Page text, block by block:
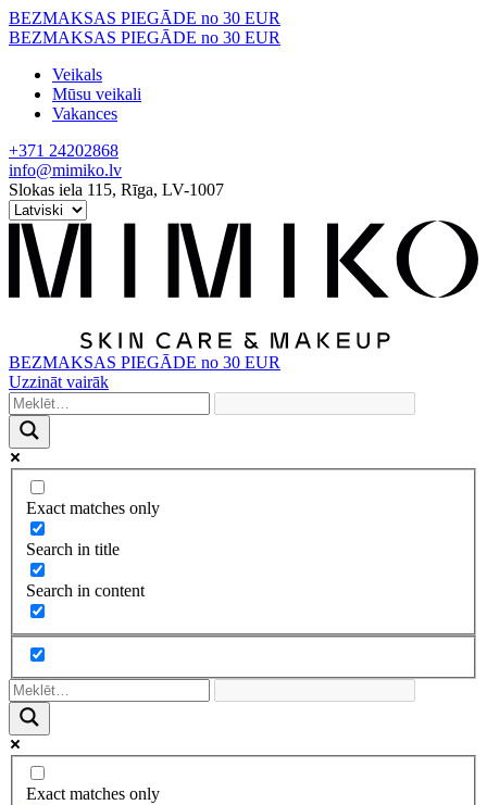
Skip
to
BEZMAKSAS PIEGĀDE no 30 EUR
BEZMAKSAS PIEGĀDE no 30 EUR
Veikals
Mūsu veikali
Vakances
+371 24202868
info@mimiko.lv
Slokas iela 115, Rīga, LV-1007
BEZMAKSAS PIEGĀDE no 30 EUR
Uzzināt vairāk
Exact matches only
Search in title
Search in content
Exact matches only